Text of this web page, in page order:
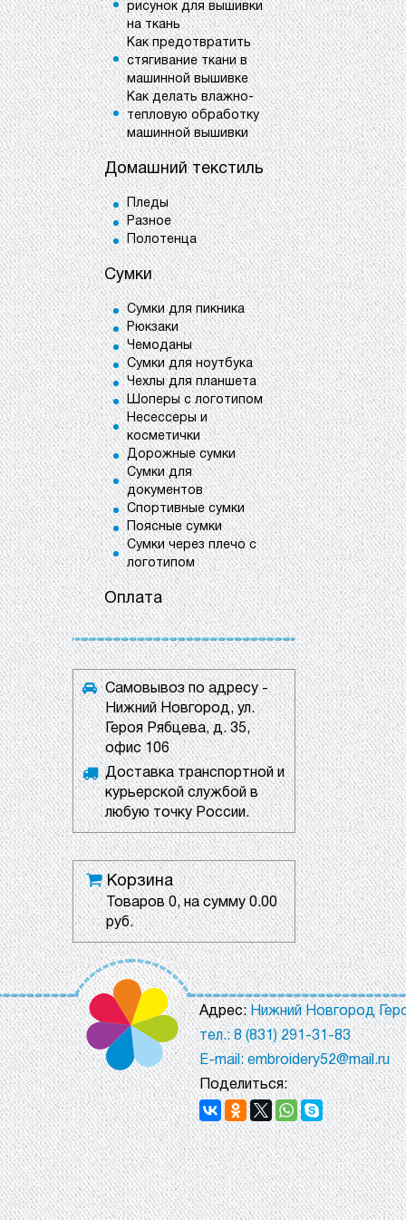
рисунок для вышивки
на ткань
Как предотвратить
стягивание ткани в
машинной вышивке
Как делать влажно-
тепловую обработку
машинной вышивки
Домашний текстиль
Пледы
Разное
Полотенца
Сумки
Сумки для пикника
Рюкзаки
Чемоданы
Сумки для ноутбука
Чехлы для планшета
Шоперы с логотипом
Несессеры и
косметички
Дорожные сумки
Сумки для
документов
Спортивные сумки
Поясные сумки
Сумки через плечо с
логотипом
Оплата
Самовывоз по адресу -
Нижний Новгород, ул.
Героя Рябцева, д. 35,
офис 106
Доставка транспортной и
курьерской службой в
любую точку России.
Корзина
Товаров0, на сумму0.00
руб.
Адрес:Нижний Новгород
тел.: 8 (831) 291-31-83
E-mail: embroidery52@mail.ru
Поделиться: